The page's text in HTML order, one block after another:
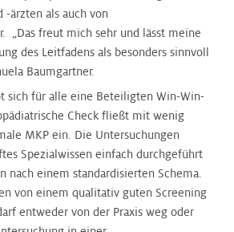
-ärzten als auch von
„Das freut mich sehr und lässt meine
des Leitfadens als besonders sinnvoll
Baumgartner.
sich für alle eine Beteiligten Win-Win-
Check fließt mit wenig
MKP ein. Die Untersuchungen
Spezialwissen einfach durchgeführt
nach einem standardisierten Schema.
von einem qualitativ guten Screening
entweder von der Praxis weg oder